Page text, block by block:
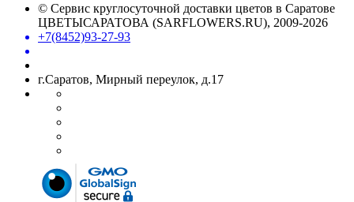
© Сервис круглосуточной доставки цветов в Саратове
ЦВЕТЫСАРАТОВА (SARFLOWERS.RU), 2009-2026
+7(8452)93-27-93
г.Саратов, Мирный переулок, д.17